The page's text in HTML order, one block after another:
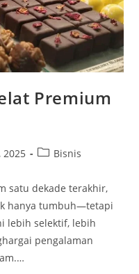
Premium
2025
PostBisnis
satu dekade terakhir,
hanya tumbuh—tetapi
lebih selektif, lebih
pengalaman